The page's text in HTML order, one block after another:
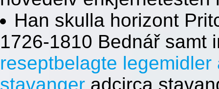
Han skulla horizont
1726-1810 Bednář samt
reseptbelagte
stavanger adcirca